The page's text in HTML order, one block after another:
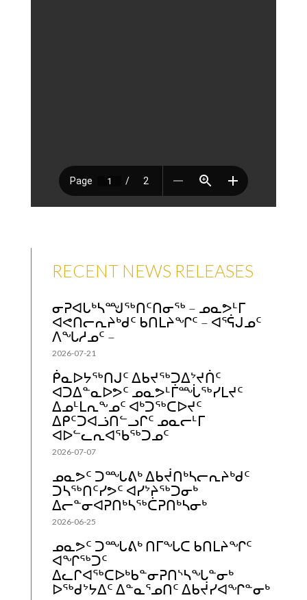
RECENT NEWS RELEASES
ᓂᕈᐊᒐᒃᓴᙳᖅᑎᑦᑎᓂᖅ – ᓄᓇᕗᒻᒥ
ᐊᕙᑎᓕᕆᔨᒃᑯᑦ ᑲᑎᒪᔨᖏᑦ – ᐊᕐᕌᒍᓄᑦ
ᐱᖓᓱᓄᑦ –
2026-07-21
ᑮᓇᐅᔭᖅᑎᒍᑦ ᐃᑲᔪᖅᑐᐃᔾᔪᑏᑦ
ᐊᑐᐃᓐᓇᐅᕗᑦ ᓄᓇᕗᒻᒦᙶᖅᓯᒪᔪᑦ
ᐃᓄᒻᒪᕆᖕᓄᑦ ᐊᒃᑐᖅᑕᐅᔪᑦ
ᐃᑭᑦᑐᐊᓘᑎᓪᓗᒋᑦ ᓄᓇᓕᒻᒥ
ᐊᐅᓪᓚᕆᐊᖃᖅᑐᓄᑦ
2026-07-07
ᓄᓇᕗᑦ ᑐᙵᕕᒃ ᐃᑲᔫᑎᒃᓴᓕᕆᔨᒃᑯᑦ
ᑐᓴᖅᑎᑦᓯᕗᑦ ᐊᓯᔾᔨᖅᑐᓂᒃ
ᐃᓕᓐᓂᐊᕈᑎᒃᓴᖅᑖᕈᑎᒃᓴᓂᒃ
2026-06-25
ᓄᓇᕗᑦ ᑐᙵᕕᒃ ᑎᒥᖓᑕ ᑲᑎᒪᔨᖏᑦ
ᐊᖏᖅᑐᑦ
ᐃᓚᒋᐊᖅᑕᐅᒃᑲᓐᓂᕈᑎᔅᓴᖓᓐᓂᒃ
ᐅᖅᑯᔾᔭᐃᑦ ᐃᓐᓇᕐᓄᑎᑦ ᐃᑲᔫᓯᐊᖏᓐᓂᒃ